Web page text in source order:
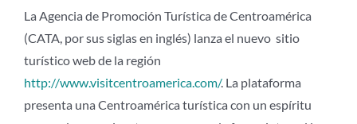
La Agencia de Promoción Turística de Centroamérica
(CATA, por sus siglas en inglés) lanza el nuevo sitio
turístico web de la región
http://www.visitcentroamerica.com/. La plataforma
presenta una Centroamérica turística con un espíritu